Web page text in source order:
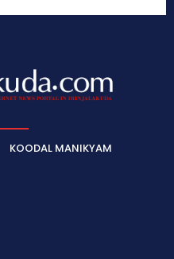
KOODAL MANIKYAM